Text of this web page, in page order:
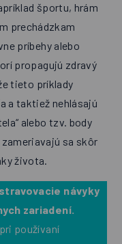
športu, hrám
prechádzkam
príbehy alebo
propagujú zdravý
tieto príklady
a taktiež nehlásajú
alebo tzv. body
sa skôr
života.
návyky
zariadení.
používaní